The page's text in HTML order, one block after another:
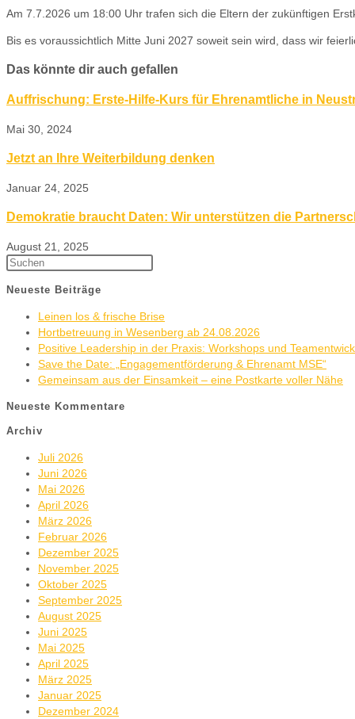
Am 7.7.2026 um 18:00 Uhr trafen sich die Eltern der zukünftigen
Bis es voraussichtlich Mitte Juni 2027 soweit sein wird, dass wir
Das könnte dir auch gefallen
Auffrischung: Erste-Hilfe-Kurs für Ehrenamtliche in
Mai 30, 2024
Jetzt an Ihre Weiterbildung denken
Januar 24, 2025
Demokratie braucht Daten: Wir unterstützen die
August 21, 2025
Neueste Beiträge
Leinen los & frische Brise
Hortbetreuung in Wesenberg ab 24.08.2026
Positive Leadership in der Praxis: Workshops und
Save the Date: „Engagementförderung & Ehrenamt MSE“
Gemeinsam aus der Einsamkeit – eine Postkarte voller Nähe
Neueste Kommentare
Archiv
Juli 2026
Juni 2026
Mai 2026
April 2026
März 2026
Februar 2026
Dezember 2025
November 2025
Oktober 2025
September 2025
August 2025
Juni 2025
Mai 2025
April 2025
März 2025
Januar 2025
Dezember 2024